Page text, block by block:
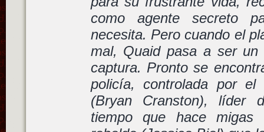
como agente secreto
necesita. Pero cuando el
mal, Quaid pasa a ser
captura. Pronto se
policía, controlada por el
(Bryan Cranston), líder
tiempo que hace migas